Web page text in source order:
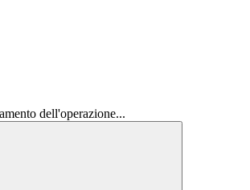
dell'operazione...